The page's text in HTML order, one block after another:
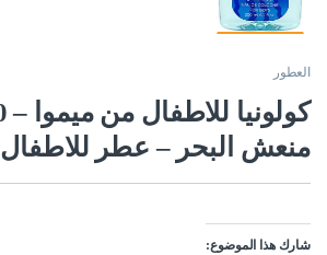
العطور
منعش البحر – عطر للاطفال
شارك هذا الموضوع: